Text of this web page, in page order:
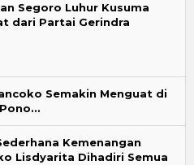
Segoro Luhur Kusuma
dari Partai Gerindra
Semakin Menguat di
Kemenangan
Lisdyarita Dihadiri Semua